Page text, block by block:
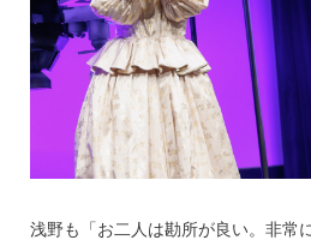
浅野も「お二人は勘所が良い。非常